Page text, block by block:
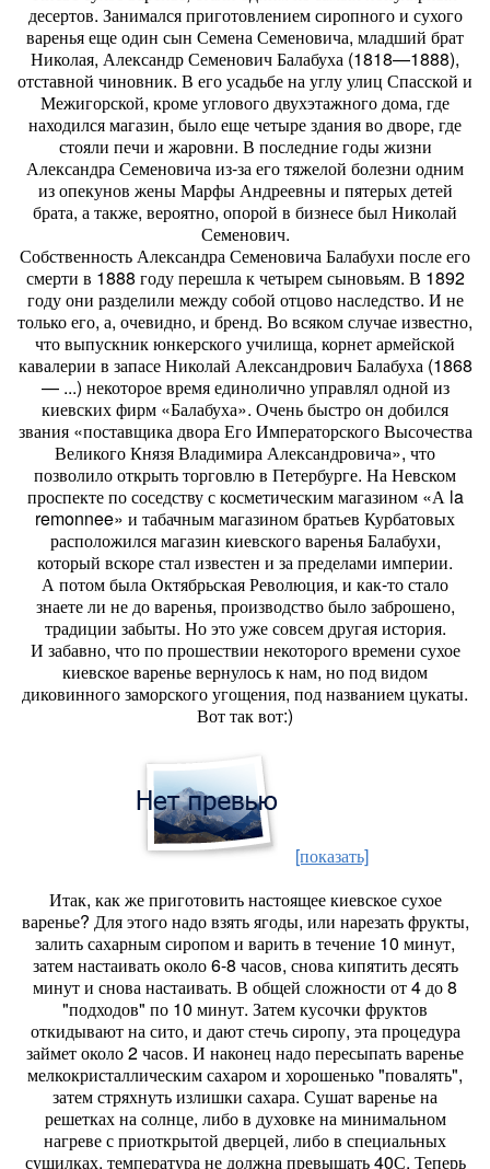
десертов. Занимался приготовлением сиропного и сухого
варенья еще один сын Семена Семеновича, младший брат
Николая, Александр Семенович Балабуха (1818—1888),
отставной чиновник. В его усадьбе на углу улиц Спасской и
Межигорской, кроме углового двухэтажного дома, где
находился магазин, было еще четыре здания во дворе, где
стояли печи и жаровни. В последние годы жизни
Александра Семеновича из-за его тяжелой болезни одним
из опекунов жены Марфы Андреевны и пятерых детей
брата, а также, вероятно, опорой в бизнесе был Николай
Семенович.
Собственность Александра Семеновича Балабухи после его
смерти в 1888 году перешла к четырем сыновьям. В 1892
году они разделили между собой отцово наследство. И не
только его, а, очевидно, и бренд. Во всяком случае известно,
что выпускник юнкерского училища, корнет армейской
кавалерии в запасе Николай Александрович Балабуха (1868
— ...) некоторое время единолично управлял одной из
киевских фирм «Балабуха». Очень быстро он добился
звания «поставщика двора Его Императорского Высочества
Великого Князя Владимира Александровича», что
позволило открыть торговлю в Петербурге. На Невском
проспекте по соседству с косметическим магазином «А la
remonnee» и табачным магазином братьев Курбатовых
расположился магазин киевского варенья Балабухи,
который вскоре стал известен и за пределами империи.
А потом была Октябрьская Революция, и как-то стало
знаете ли не до варенья, производство было заброшено,
традиции забыты. Но это уже совсем другая история.
И забавно, что по прошествии некоторого времени сухое
киевское варенье вернулось к нам, но под видом
диковинного заморского угощения, под названием цукаты.
Вот так вот:)
[показать]
Итак, как же приготовить настоящее киевское сухое
варенье? Для этого надо взять ягоды, или нарезать фрукты,
залить сахарным сиропом и варить в течение 10 минут,
затем настаивать около 6-8 часов, снова кипятить десять
минут и снова настаивать. В общей сложности от 4 до 8
"подходов" по 10 минут. Затем кусочки фруктов
откидывают на сито, и дают стечь сиропу, эта процедура
займет около 2 часов. И наконец надо пересыпать варенье
мелкокристаллическим сахаром и хорошенько "повалять",
затем стряхнуть излишки сахара. Сушат варенье на
решетках на солнце, либо в духовке на минимальном
нагреве с приоткрытой дверцей, либо в специальных
сушилках, температура не должна превышать 40С. Теперь